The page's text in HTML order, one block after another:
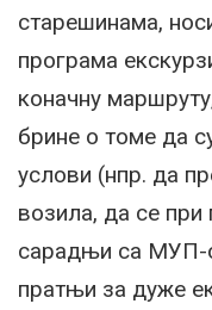
старешинама,
програма
коначну
брине о томе да
услови (нпр. да
возила, да се при
сарадњи са МУП-
пратњи за дуже